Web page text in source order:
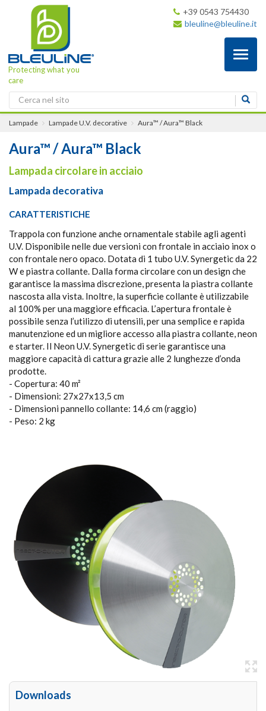
Protecting what you
care
+39 0543 754430
bleuline@bleuline.it
Lampade Lampade U.V. decorative Aura™ / Aura™ Black
Aura™ / Aura™ Black
Lampada circolare in acciaio
Lampada decorativa
CARATTERISTICHE
Trappola con funzione anche ornamentale stabile agli agenti
U.V. Disponibile nelle due versioni con frontale in acciaio inox o
con frontale nero opaco. Dotata di 1 tubo U.V. Synergetic da 22
W e piastra collante. Dalla forma circolare con un design che
garantisce la massima discrezione, presenta la piastra collante
nascosta alla vista. Inoltre, la superficie collante è utilizzabile
al 100% per una maggiore efficacia. L’apertura frontale è
possibile senza l’utilizzo di utensili, per una semplice e rapida
manutenzione ed un migliore accesso alla piastra collante, neon
e starter. Il Neon U.V. Synergetic di serie garantisce una
maggiore capacità di cattura grazie alle 2 lunghezze d’onda
prodotte.
- Copertura: 40 m²
- Dimensioni: 27x27x13,5 cm
- Dimensioni pannello collante: 14,6 cm (raggio)
- Peso: 2 kg
Downloads